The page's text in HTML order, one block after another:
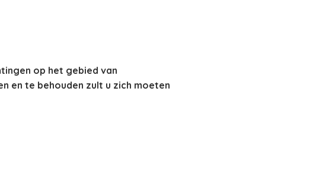
op het gebied van
en te behouden zult u zich moeten